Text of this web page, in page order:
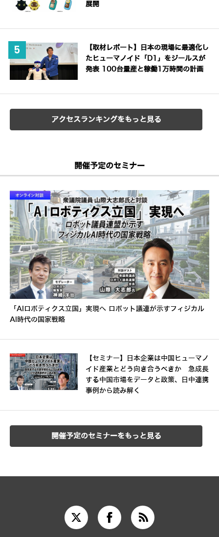
展開
【取材レポート】日本の現場に最適化し
たヒューマノイド「D1」をジールスが
発表 100台量産と稼働1万時間の計画
アクセスランキングをもっと見る
開催予定のセミナー
「AIロボティクス立国」実現へ ロボット議連が示すフィジカル
AI時代の国家戦略
【セミナー】日本企業は中国ヒューマノ
イド産業とどう向き合うべきか 急成長
する中国市場をデータと政策、日中連携
事例から読み解く
開催予定のセミナーをもっと見る